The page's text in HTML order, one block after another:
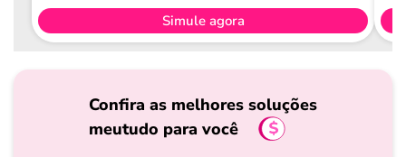
Simule agora
Confira as melhores soluções
meutudo para você